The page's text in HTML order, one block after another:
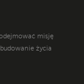
misję
życia